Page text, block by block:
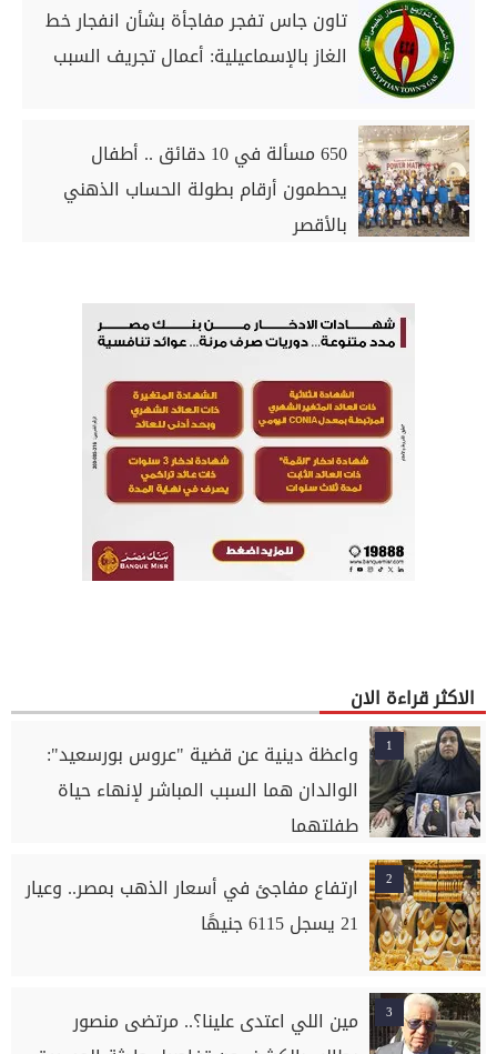
تاون جاس تفجر مفاجأة بشأن انفجار خط
الغاز بالإسماعيلية: أعمال تجريف السبب
650 مسألة في 10 دقائق .. أطفال
يحطمون أرقام بطولة الحساب الذهني
بالأقصر
الاكثر قراءة الان
1
واعظة دينية عن قضية "عروس بورسعيد":
الوالدان هما السبب المباشر لإنهاء حياة
طفلتهما
2
ارتفاع مفاجئ في أسعار الذهب بمصر.. وعيار
21 يسجل 6115 جنيهًا
3
مين اللي اعتدى علينا؟.. مرتضى منصور